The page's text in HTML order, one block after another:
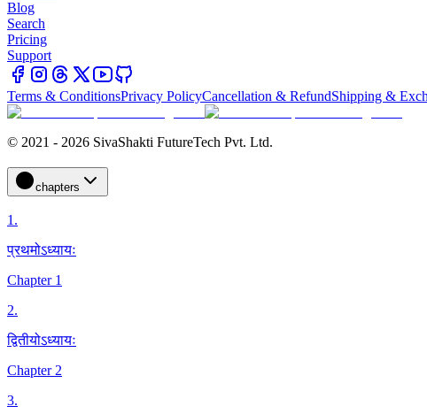
Blog
Search
Pricing
Support
Terms & ConditionsPrivacy PolicyCancellation & RefundShipping &
© 2021 - 2026 SivaShakti FutureTech Pvt. Ltd.
chapters
1.
प्रथमोऽध्यायः
Chapter 1
2.
द्वितीयोऽध्यायः
Chapter 2
3.